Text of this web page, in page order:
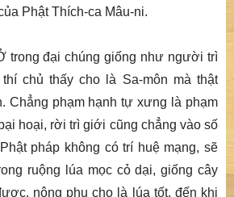
Phật Thích-ca Mâu-ni.
trong đại chúng giống như người trì
chủ thấy cho là Sa-môn mà thật
Chẳng phạm hạnh tự xưng là phạm
hoại, rời trì giới cũng chẳng vào số
pháp không có trí huệ mạng, sẽ
ruộng lúa mọc cỏ dại, giống cây
nông phu cho là lúa tốt, đến khi